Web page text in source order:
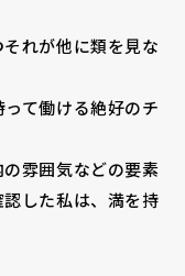
れが他に類を見な
て働ける絶好のチ
雰囲気などの要素
した私は、満を持